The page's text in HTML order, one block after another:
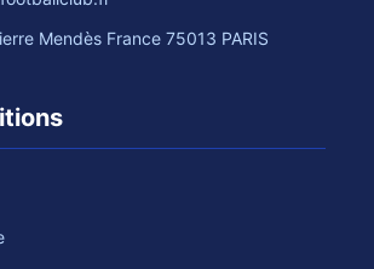
Mendès France 75013 PARIS